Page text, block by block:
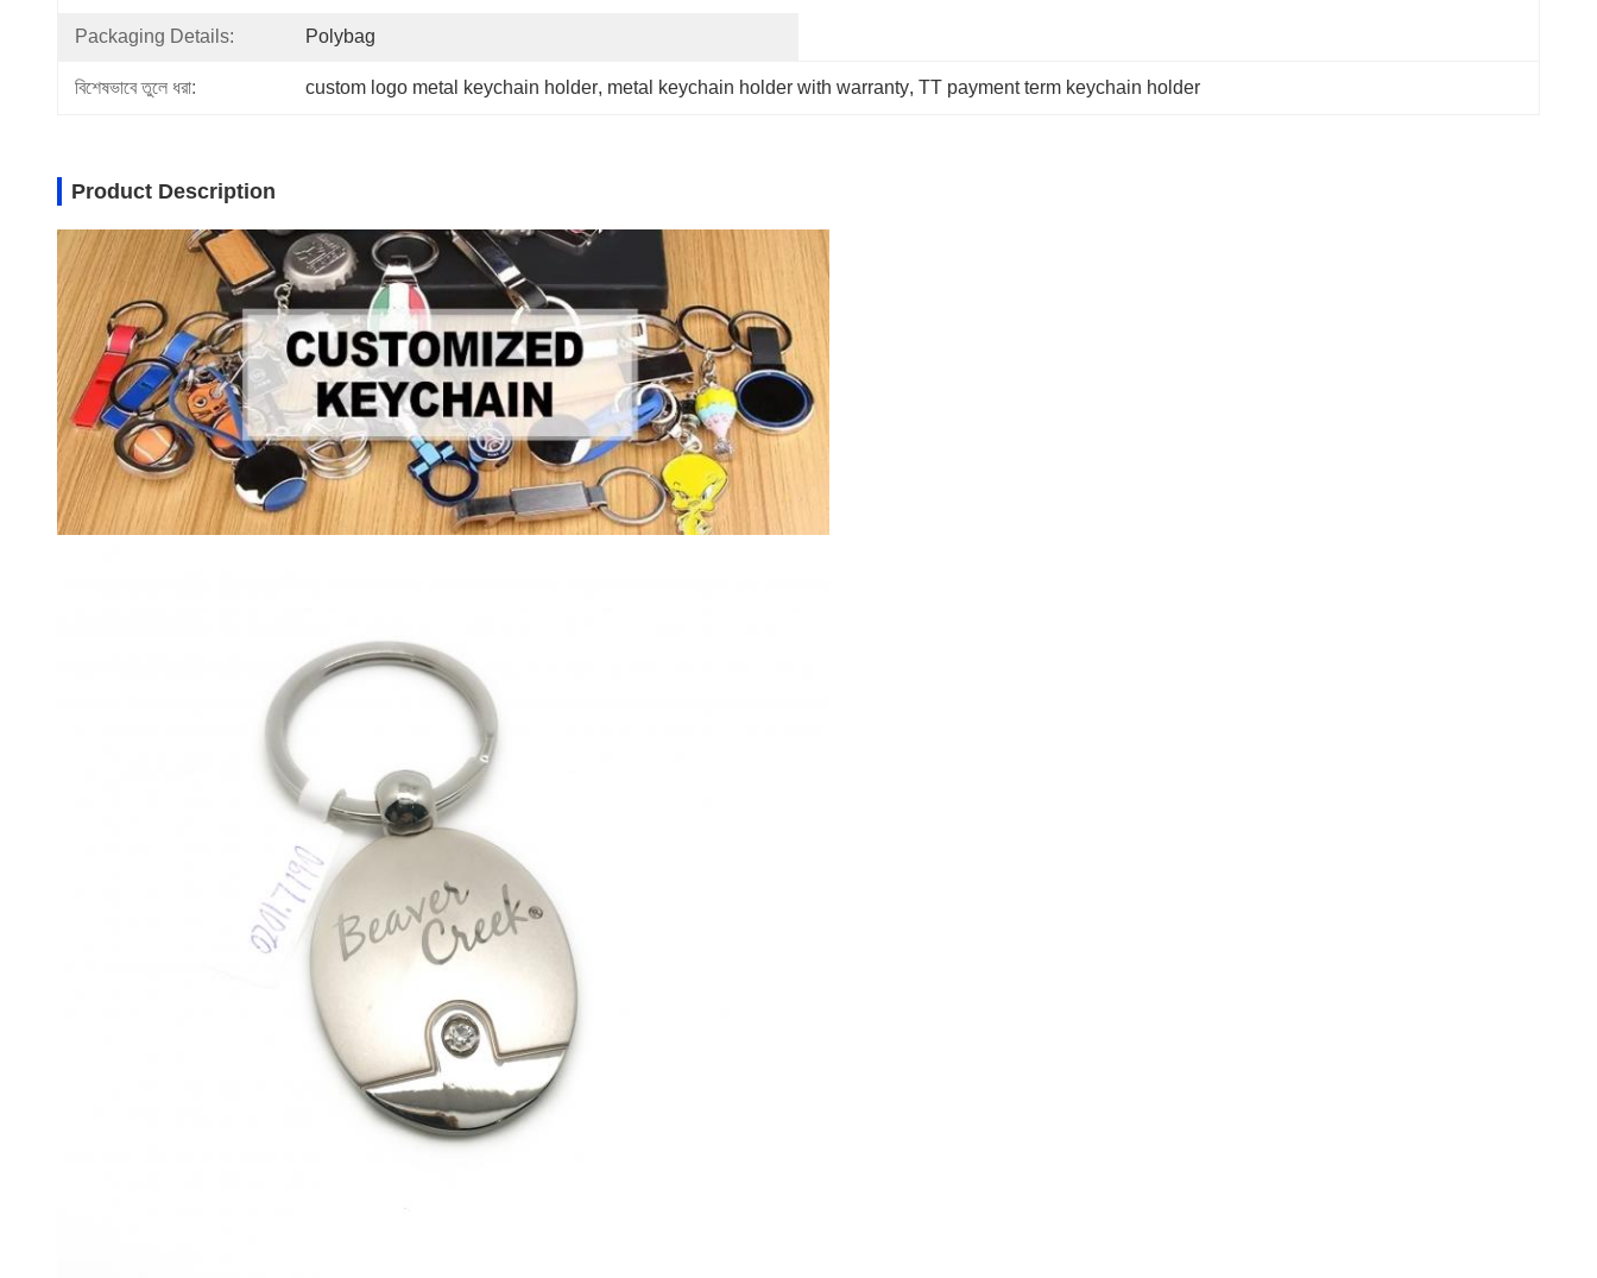
Packaging Details: Polybag
বিশেষভাবে তুলে ধরা: custom logo metal keychain holder, metal keychain holder with warranty, TT payment term keychain holder
Product Description